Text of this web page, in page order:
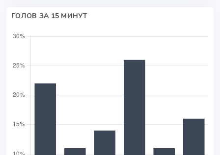
ГОЛОВ ЗА 15 МИНУТ